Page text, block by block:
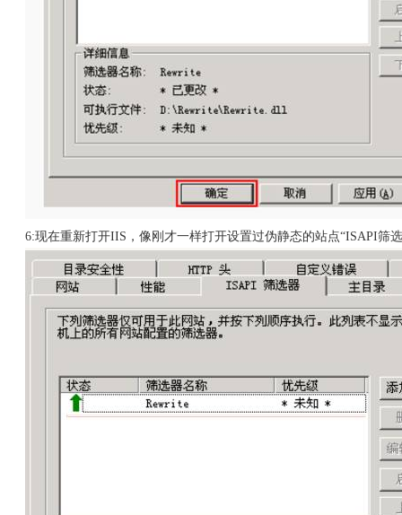
6:现在重新打开IIS，像刚才一样打开设置过伪静态的站点“ISAPI筛